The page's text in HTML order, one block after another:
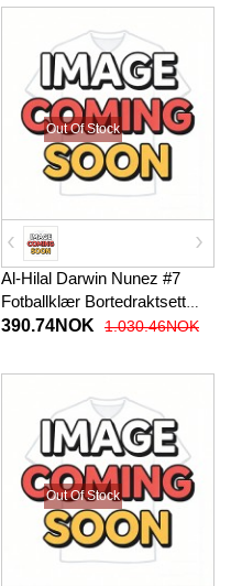
Out Of Stock
Al-Hilal Darwin Nunez #7
Fotballklær Bortedraktsett
Barn 2026-27 Kortermet (+
390.74NOK 1.030.46NOK
Out Of Stock